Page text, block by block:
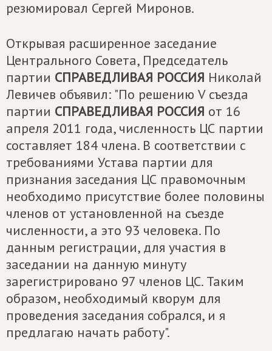
резюмировал Сергей Миронов.
Открывая расширенное заседание
Центрального Совета, Председатель
партии СПРАВЕДЛИВАЯ РОССИЯ Николай
Левичев объявил: "По решению V съезда
партии СПРАВЕДЛИВАЯ РОССИЯ от 16
апреля 2011 года, численность ЦС партии
составляет 184 члена. В соответствии с
требованиями Устава партии для
признания заседания ЦС правомочным
необходимо присутствие более половины
членов от установленной на съезде
численности, а это 93 человека. По
данным регистрации, для участия в
заседании на данную минуту
зарегистрировано 97 членов ЦС. Таким
образом, необходимый кворум для
проведения заседания собрался, и я
предлагаю начать работу".